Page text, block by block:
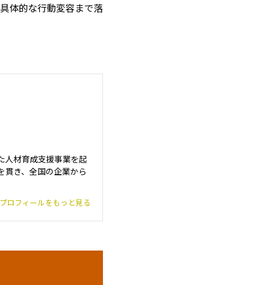
体的な行動変容まで落
人材育成支援事業を起
貫き、全国の企業から
プロフィールをもっと見る